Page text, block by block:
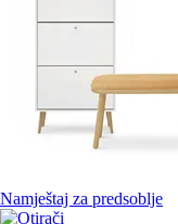
Namještaj za predsoblje